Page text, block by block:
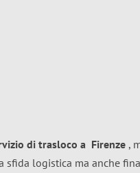
di trasloco a Firenze ,
sfida logistica ma anche